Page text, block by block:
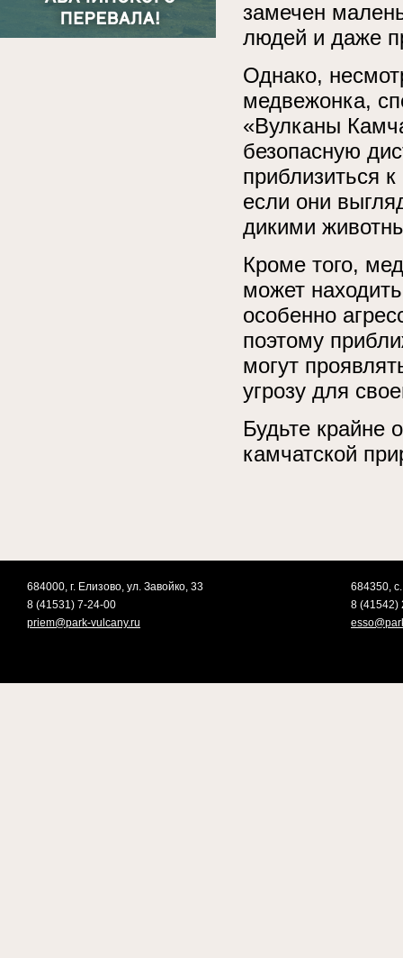
замечен
людей и даже
Однако,
медвежонка,
«Вулканы
безопасную
приблизиться
если они
дикими
Кроме того,
может
особенно
поэтому
могут
угрозу для
Будьте крайне
камчатской
684000, г. Елизово, ул. Завойко, 33
8 (41531) 7-24-00
priem@park-vulcany.ru
684350,
8 (41542)